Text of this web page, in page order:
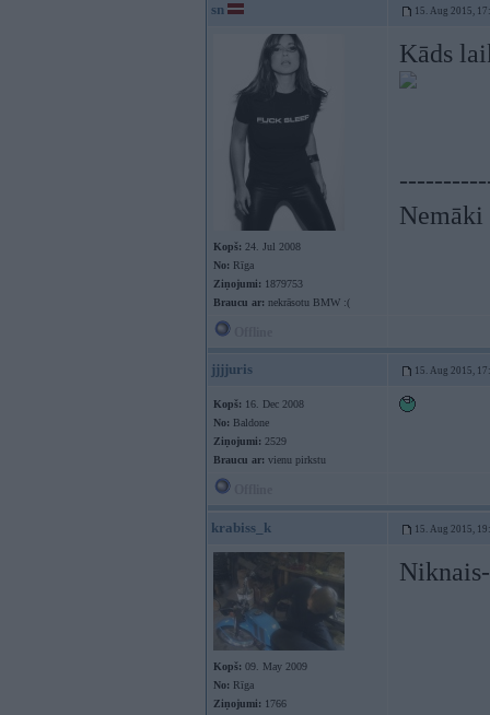
sn 15. Aug 2015,
Kopš: 24. Jul 2008
No: Rīga
Ziņojumi: 1879753
Braucu ar: nekrāsotu BMW :(
Kāds
jjjjuris 15. Aug 2015,
Kopš: 16. Dec 2008
No: Baldone
Ziņojumi: 2529
Braucu ar: vienu pirkstu
krabiss_k 15. Aug 2015,
Kopš: 09. May 2009
No: Rīga
Ziņojumi: 1766